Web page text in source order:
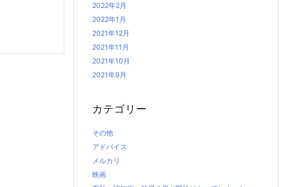
2022年2月
2022年1月
2021年12月
2021年11月
2021年10月
2021年9月
カテゴリー
その他
アドバイス
メルカリ
映画